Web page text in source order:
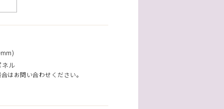
ル
はお問い合わせください。